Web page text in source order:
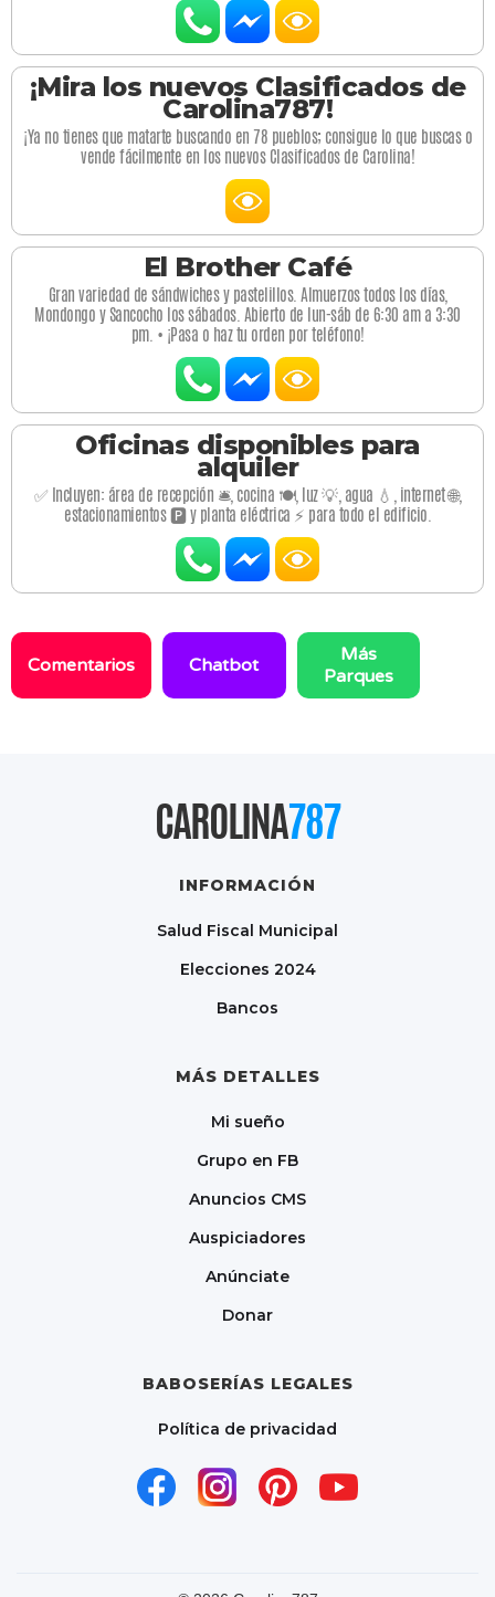
¡Mira los nuevos Clasificados de
Carolina787!
¡Ya no tienes que matarte buscando en 78 pueblos; consigue lo que buscas o
vende fácilmente en los nuevos Clasificados de Carolina!
El Brother Café
Gran variedad de sándwiches y pastelillos. Almuerzos todos los días,
Mondongo y Sancocho los sábados. Abierto de lun-sáb de 6:30 am a 3:30
pm. • ¡Pasa o haz tu orden por teléfono!
Oficinas disponibles para
alquiler
✅ Incluyen: área de recepción 🛎️, cocina 🍽️, luz 💡, agua 💧, internet 🌐,
estacionamientos 🅿️ y planta eléctrica ⚡ para todo el edificio.
Comentarios Chatbot
Más
Parques
CAROLINA787
INFORMACIÓN
Salud Fiscal Municipal
Elecciones 2024
Bancos
MÁS DETALLES
Mi sueño
Grupo en FB
Anuncios CMS
Auspiciadores
Anúnciate
Donar
BABOSERÍAS LEGALES
Política de privacidad